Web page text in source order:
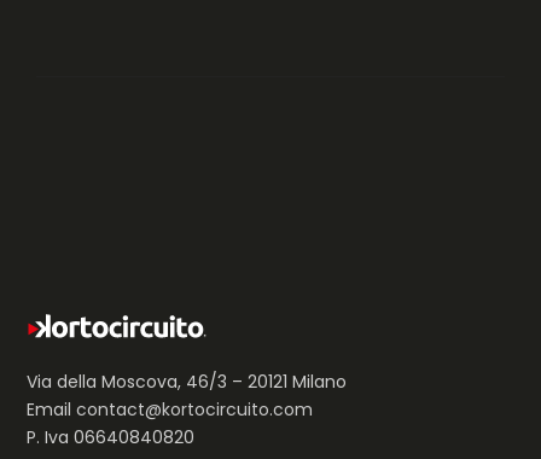
Via della Moscova, 46/3 – 20121 Milano
Emailcontact@kortocircuito.com
P. Iva 06640840820